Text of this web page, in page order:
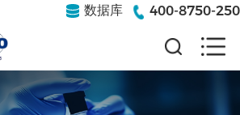
数据库 400-8750-250